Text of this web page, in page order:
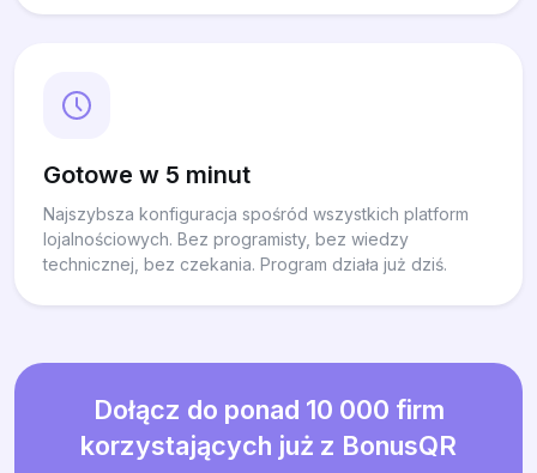
Gotowe w 5 minut
Najszybsza konfiguracja spośród wszystkich platform
lojalnościowych. Bez programisty, bez wiedzy
technicznej, bez czekania. Program działa już dziś.
Dołącz do ponad 10 000 firm
korzystających już z BonusQR